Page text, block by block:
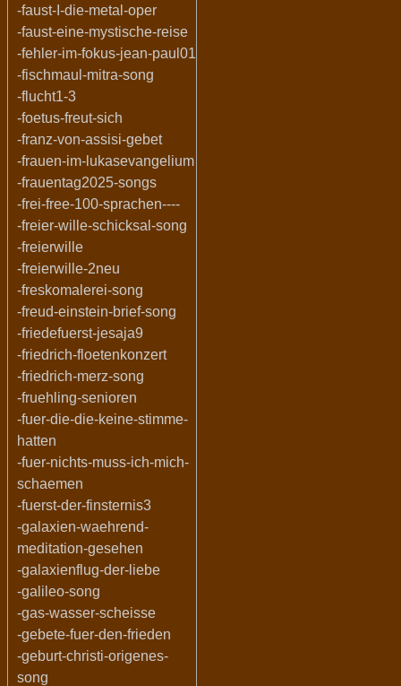
-faust-I-die-metal-oper
-faust-eine-mystische-reise
-fehler-im-fokus-jean-paul01
-fischmaul-mitra-song
-flucht1-3
-foetus-freut-sich
-franz-von-assisi-gebet
-frauen-im-lukasevangelium
-frauentag2025-songs
-frei-free-100-sprachen----
-freier-wille-schicksal-song
-freierwille
-freierwille-2neu
-freskomalerei-song
-freud-einstein-brief-song
-friedefuerst-jesaja9
-friedrich-floetenkonzert
-friedrich-merz-song
-fruehling-senioren
-fuer-die-die-keine-stimme-
hatten
-fuer-nichts-muss-ich-mich-
schaemen
-fuerst-der-finsternis3
-galaxien-waehrend-
meditation-gesehen
-galaxienflug-der-liebe
-galileo-song
-gas-wasser-scheisse
-gebete-fuer-den-frieden
-geburt-christi-origenes-
song